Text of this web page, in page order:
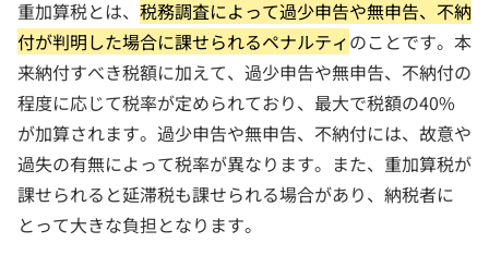
重加算税とは、 税務調査によって過少申告や無申告、不納
付が判明した場合に課せられるペナルティのことです。本
来納付すべき税額に加えて、過少申告や無申告、不納付の
程度に応じて税率が定められており、最大で税額の40%
が加算されます。過少申告や無申告、不納付には、故意や
過失の有無によって税率が異なります。また、重加算税が
課せられると延滞税も課せられる場合があり、納税者に
とって大きな負担となります。